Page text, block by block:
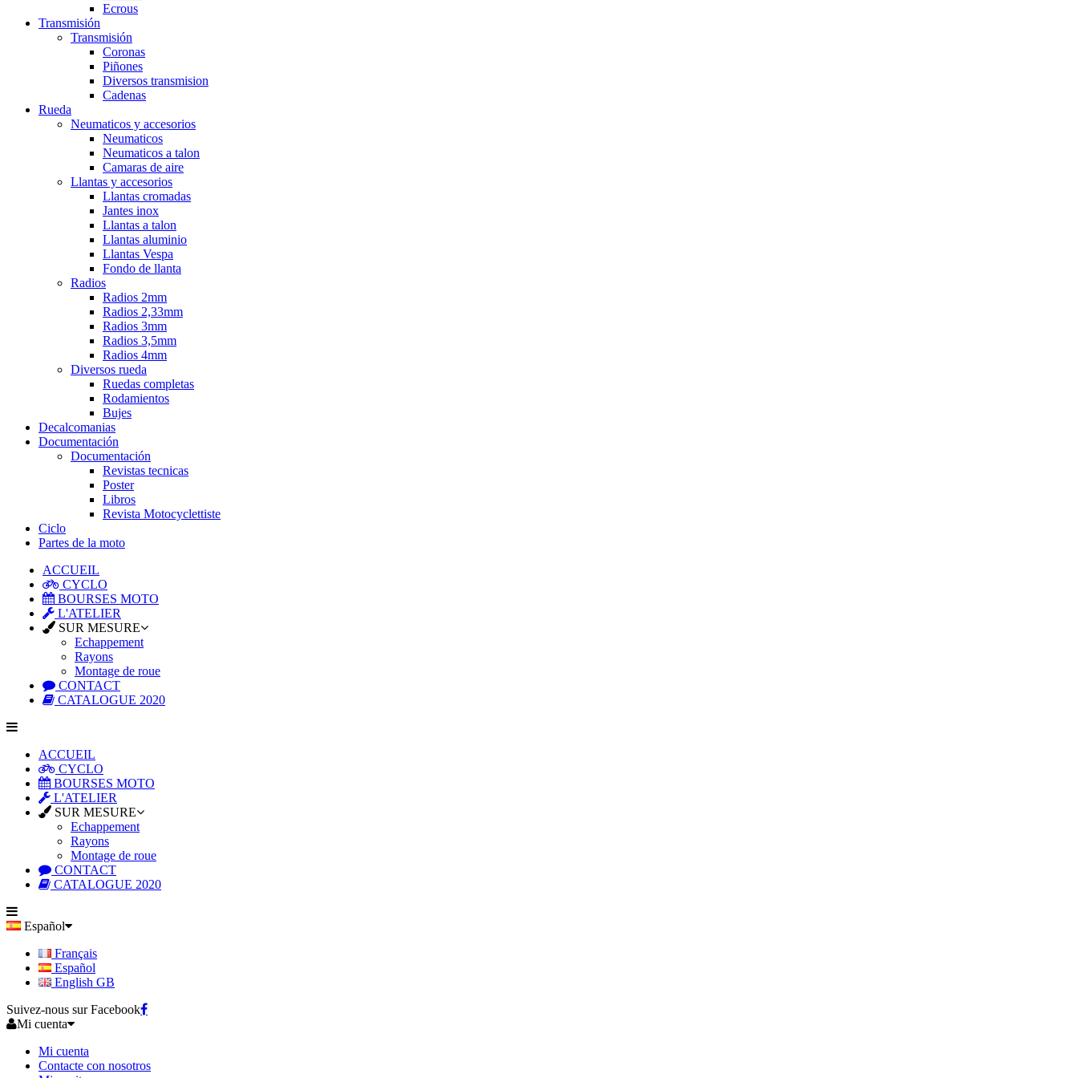
Ecrous
Transmisión
Transmisión
Coronas
Piñones
Diversos transmision
Cadenas
Rueda
Neumaticos y accesorios
Neumaticos
Neumaticos a talon
Camaras de aire
Llantas y accesorios
Llantas cromadas
Jantes inox
Llantas a talon
Llantas aluminio
Llantas Vespa
Fondo de llanta
Radios
Radios 2mm
Radios 2,33mm
Radios 3mm
Radios 3,5mm
Radios 4mm
Diversos rueda
Ruedas completas
Rodamientos
Bujes
Decalcomanias
Documentación
Documentación
Revistas tecnicas
Poster
Libros
Revista Motocyclettiste
Ciclo
Partes de la moto
ACCUEIL
CYCLO
BOURSES MOTO
L'ATELIER
SUR MESURE
Echappement
Rayons
Montage de roue
CONTACT
CATALOGUE 2020
ACCUEIL
CYCLO
BOURSES MOTO
L'ATELIER
SUR MESURE
Echappement
Rayons
Montage de roue
CONTACT
CATALOGUE 2020
Español
Français
Español
English GB
Suivez-nous sur Facebook
Mi cuenta
Mi cuenta
Contacte con nosotros